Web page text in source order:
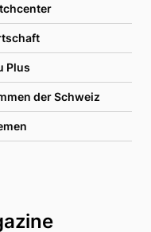
Plus
der Schweiz